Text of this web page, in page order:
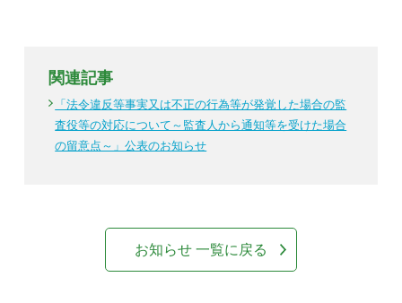
関連記事
「法令違反等事実又は不正の行為等が発覚した場合の監
査役等の対応について～監査人から通知等を受けた場合
の留意点～」公表のお知らせ
お知らせ 一覧に戻る